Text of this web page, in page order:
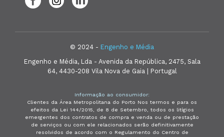
© 2024 - Engenho e Média
Engenho e Média, Lda - Avenida da República, 2475, Sala
64, 4430-208 Vila Nova de Gaia | Portugal
Informação ao consumidor:
Clientes da Área Metropolitana do Porto Nos termos e para os
efeitos da Lei 144/2015, de 8 de Setembro, todos os litígios
emergentes dos contratos de compra e venda ou de prestação
de serviços ou com ele relacionados serão definitivamente
resolvidos de acordo com o Regulamento do Centro de